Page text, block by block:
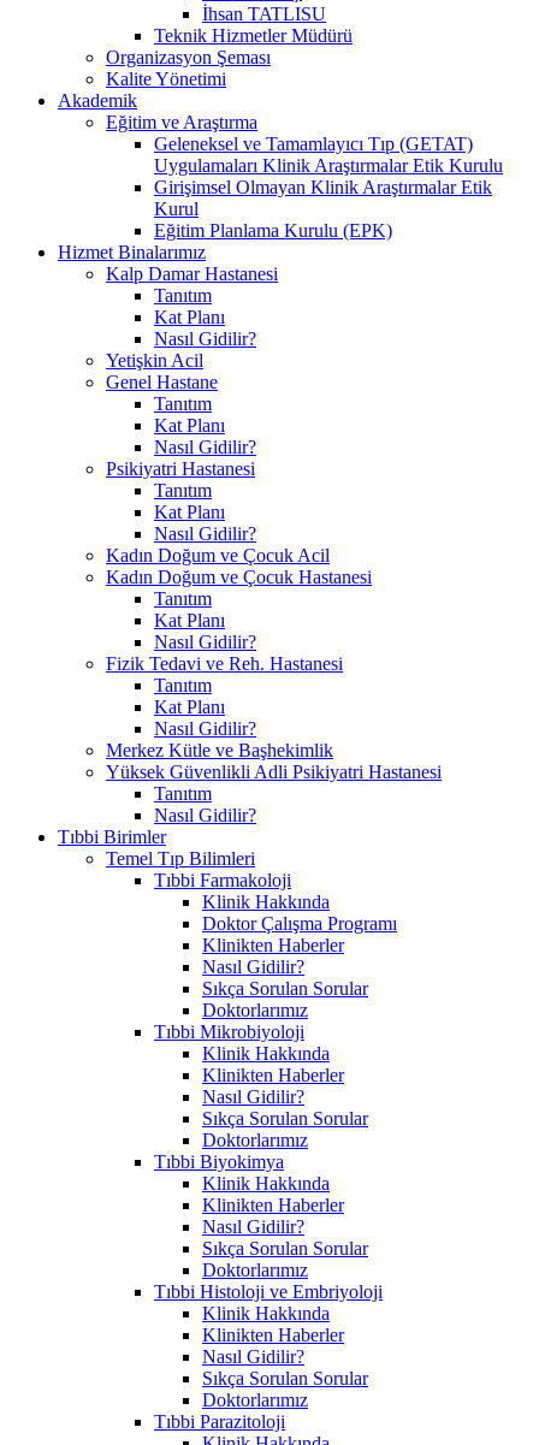
İhsan TATLISU
Teknik Hizmetler Müdürü
Organizasyon Şeması
Kalite Yönetimi
Akademik
Eğitim ve Araştırma
Geleneksel ve Tamamlayıcı Tıp (GETAT)
Uygulamaları Klinik Araştırmalar Etik Kurulu
Girişimsel Olmayan Klinik Araştırmalar Etik
Kurul
Eğitim Planlama Kurulu (EPK)
Hizmet Binalarımız
Kalp Damar Hastanesi
Tanıtım
Kat Planı
Nasıl Gidilir?
Yetişkin Acil
Genel Hastane
Tanıtım
Kat Planı
Nasıl Gidilir?
Psikiyatri Hastanesi
Tanıtım
Kat Planı
Nasıl Gidilir?
Kadın Doğum ve Çocuk Acil
Kadın Doğum ve Çocuk Hastanesi
Tanıtım
Kat Planı
Nasıl Gidilir?
Fizik Tedavi ve Reh. Hastanesi
Tanıtım
Kat Planı
Nasıl Gidilir?
Merkez Kütle ve Başhekimlik
Yüksek Güvenlikli Adli Psikiyatri Hastanesi
Tanıtım
Nasıl Gidilir?
Tıbbi Birimler
Temel Tıp Bilimleri
Tıbbi Farmakoloji
Klinik Hakkında
Doktor Çalışma Programı
Klinikten Haberler
Nasıl Gidilir?
Sıkça Sorulan Sorular
Doktorlarımız
Tıbbi Mikrobiyoloji
Klinik Hakkında
Klinikten Haberler
Nasıl Gidilir?
Sıkça Sorulan Sorular
Doktorlarımız
Tıbbi Biyokimya
Klinik Hakkında
Klinikten Haberler
Nasıl Gidilir?
Sıkça Sorulan Sorular
Doktorlarımız
Tıbbi Histoloji ve Embriyoloji
Klinik Hakkında
Klinikten Haberler
Nasıl Gidilir?
Sıkça Sorulan Sorular
Doktorlarımız
Tıbbi Parazitoloji